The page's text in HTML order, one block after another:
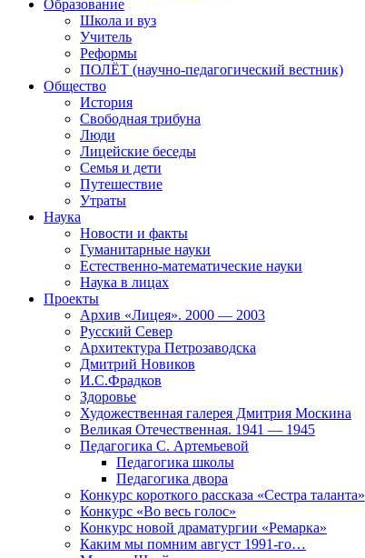
Образование
Школа и вуз
Учитель
Реформы
ПОЛЁТ (научно-педагогический вестник)
Общество
История
Свободная трибуна
Люди
Лицейские беседы
Семья и дети
Путешествие
Утраты
Наука
Новости и факты
Гуманитарные науки
Естественно-математические науки
Наука в лицах
Проекты
Архив «Лицея». 2000 — 2003
Русский Север
Архитектура Петрозаводска
Дмитрий Новиков
И.С.Фрадков
Здоровье
Художественная галерея Дмитрия Москина
Великая Отечественная. 1941 — 1945
Педагогика С. Артемьевой
Педагогика школы
Педагогика двора
Конкурс короткого рассказа «Сестра таланта»
Конкурс «Во весь голос»
Конкурс новой драматургии «Ремарка»
Каким мы помним август 1991-го…